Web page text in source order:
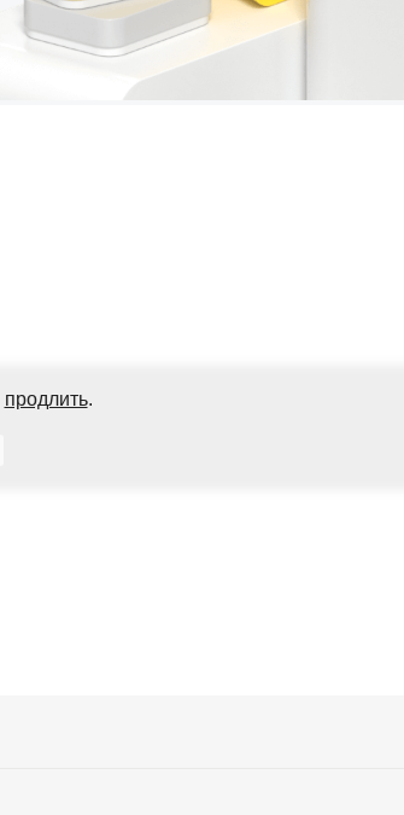
продлить.